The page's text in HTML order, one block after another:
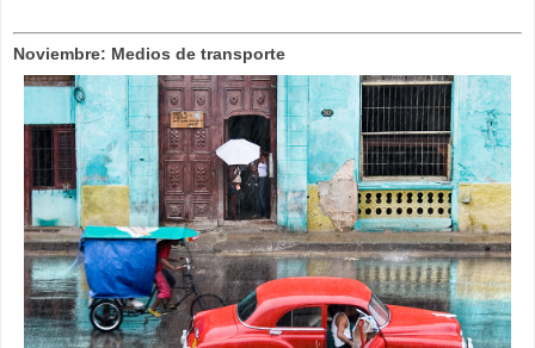
Noviembre: Medios de transporte